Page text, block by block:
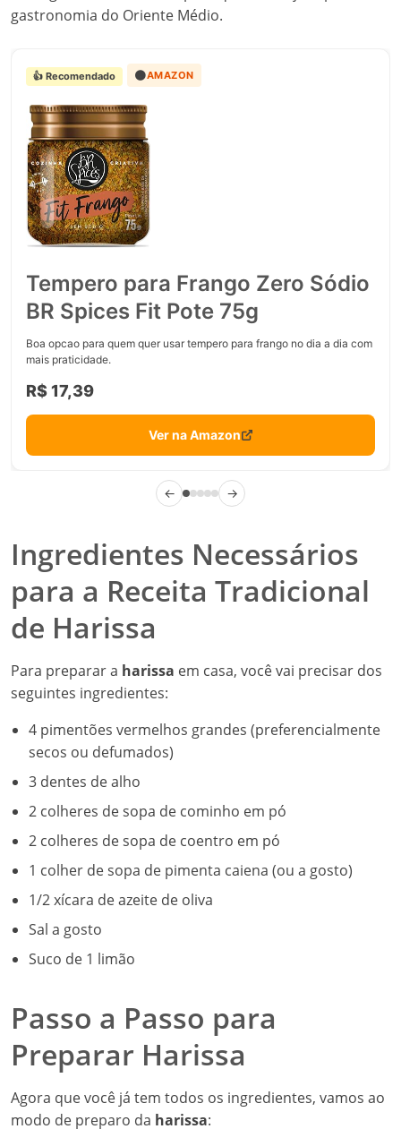
gastronomia do Oriente Médio.
👍 Recomendado 🟠AMAZON
Tempero para Frango Zero Sódio
BR Spices Fit Pote 75g
Boa opcao para quem quer usar tempero para frango no dia a dia com
mais praticidade.
R$ 17,39
Ver na Amazon
← →
Ingredientes Necessários
para a Receita Tradicional
de Harissa
Para preparar a harissa em casa, você vai precisar dos
seguintes ingredientes:
4 pimentões vermelhos grandes (preferencialmente
secos ou defumados)
3 dentes de alho
2 colheres de sopa de cominho em pó
2 colheres de sopa de coentro em pó
1 colher de sopa de pimenta caiena (ou a gosto)
1/2 xícara de azeite de oliva
Sal a gosto
Suco de 1 limão
Passo a Passo para
Preparar Harissa
Agora que você já tem todos os ingredientes, vamos ao
modo de preparo da harissa: